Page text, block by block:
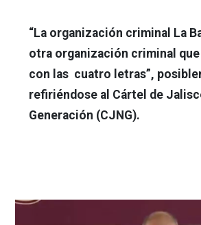
“La organización criminal La
otra organización criminal
con las cuatro letras”,
refiriéndose al Cártel de
Generación (CJNG).